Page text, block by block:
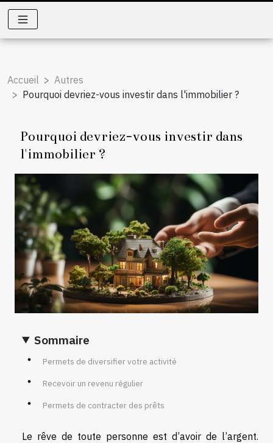
Accueil
Autres
Pourquoi devriez-vous investir dans l'immobilier ?
Pourquoi devriez-vous investir dans
l'immobilier ?
Sommaire
Permets de diversifier votre activité
Recevoir un revenu régulier
Permets de contracter des prêts
Le rêve de toute personne est d’avoir de l’argent.